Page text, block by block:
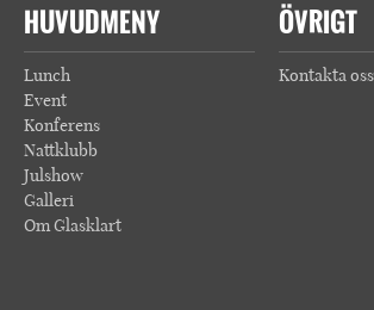
HUVUDMENY
Lunch
Event
Konferens
Nattklubb
Julshow
Galleri
Om Glasklart
ÖVRIGT
Kontakta oss